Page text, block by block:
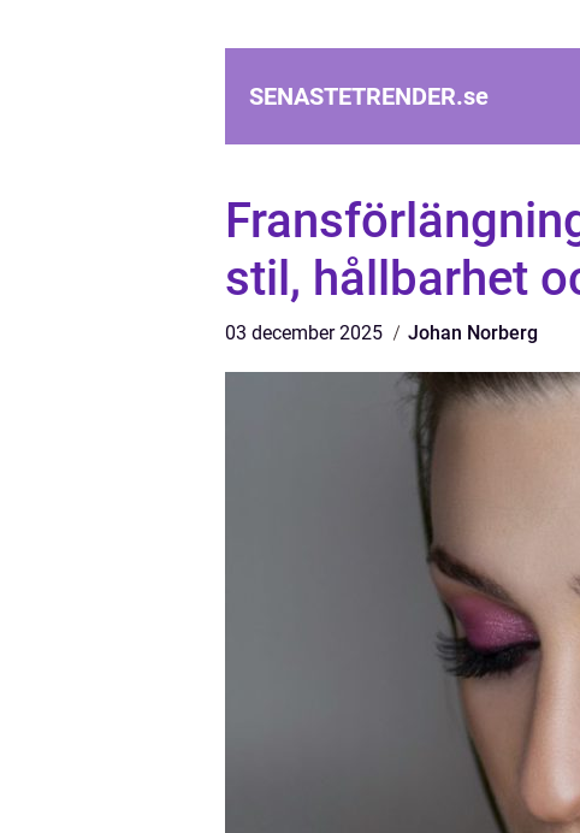
SENASTETRENDER.se
stil, hållbarhet
03 december 2025 Johan Norberg